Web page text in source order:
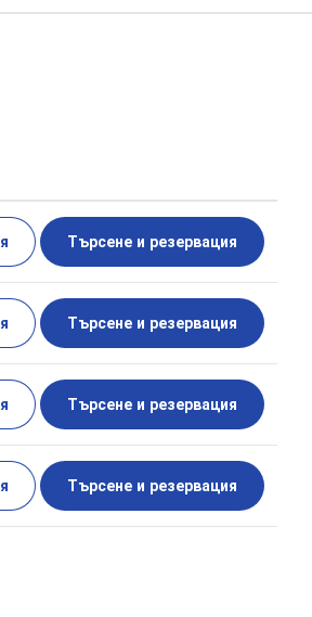
Търсене и резервация
Търсене и резервация
Търсене и резервация
Търсене и резервация